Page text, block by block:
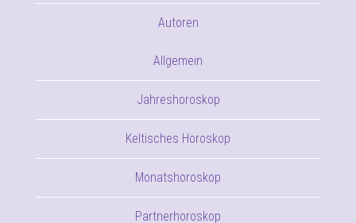
Autoren
Allgemein
Jahreshoroskop
Keltisches Horoskop
Monatshoroskop
Partnerhoroskop